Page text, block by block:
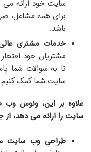
سایت خود ارائه
برای همه مشاغل،
باشد.
خدمات مشتری
مشتریان خود
تا به سوالات شما
سایت شما کمک کنیم.
علاوه بر این، ونوس
سایت را ارائه می دهد، از
طراحی وب سایت